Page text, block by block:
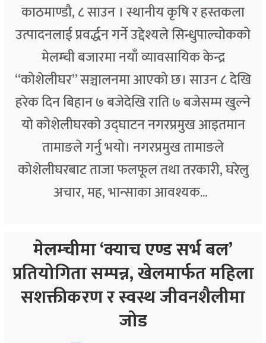
काठमाण्डौ, ८ साउन । स्थानीय कृषि र हस्तकला
उत्पादनलाई प्रवर्द्धन गर्ने उद्देश्यले सिन्धुपाल्चोकको
मेलम्ची बजारमा नयाँ व्यावसायिक केन्द्र
“कोशेलीघर” सञ्चालनमा आएको छ। साउन ८ देखि
हरेक दिन बिहान ७ बजेदेखि राति ७ बजेसम्म खुल्ने
यो कोशेलीघरको उद्घाटन नगरप्रमुख आइतमान
तामाङले गर्नु भयो। नगरप्रमुख तामाङले
कोशेलीघरबाट ताजा फलफूल तथा तरकारी, घरेलु
अचार, मह, भान्साका आवश्यक...
मेलम्चीमा ‘क्याच एण्ड सर्भ बल’
प्रतियोगिता सम्पन्न, खेलमार्फत महिला
सशक्तीकरण र स्वस्थ जीवनशैलीमा
जोड